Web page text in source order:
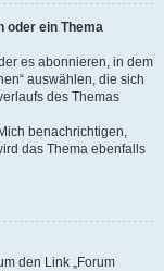
oder ein Thema
es abonnieren, in dem
auswählen, die sich
des Themas
benachrichtigen,
das Thema ebenfalls
den Link „Forum